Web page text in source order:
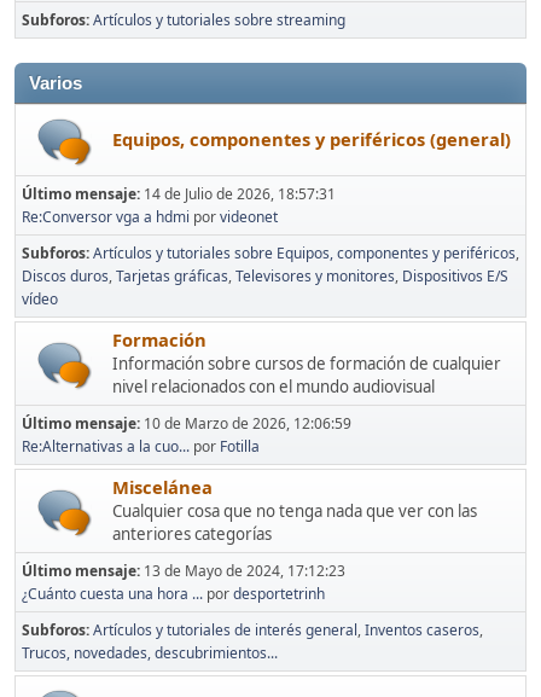
Subforos Artículos y tutoriales sobre streaming
Varios
Equipos, componentes y periféricos (general)
Último mensaje: 14 de Julio de 2026, 18:57:31
Re:Conversor vga a hdmi porvideonet
Subforos Artículos y tutoriales sobre Equipos, componentes y periféricos
Discos duros Tarjetas gráficas Televisores y monitores Dispositivos E/S
vídeo
Formación
Información sobre cursos de formación de cualquier
nivel relacionados con el mundo audiovisual
Último mensaje: 10 de Marzo de 2026, 12:06:59
Re:Alternativas a la cuo... por Fotilla
Miscelánea
Cualquier cosa que no tenga nada que ver con las
anteriores categorías
Último mensaje: 13 de Mayo de 2024, 17:12:23
¿Cuánto cuesta una hora ... pordesportetrinh
Subforos Artículos y tutoriales de interés general Inventos caseros
Trucos, novedades, descubrimientos...